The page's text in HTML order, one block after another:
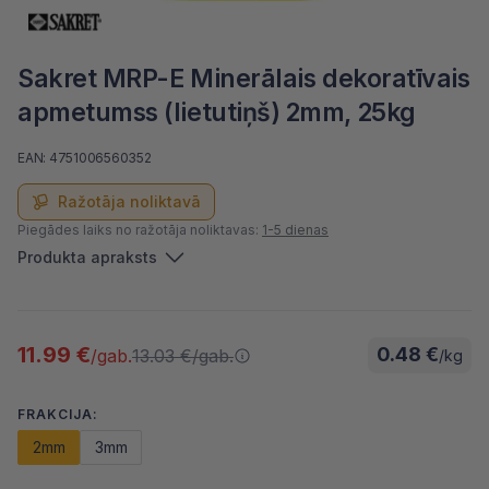
Sakret MRP-E Minerālais dekoratīvais
apmetumss (lietutiņš) 2mm, 25kg
Ražotāja noliktavā
EAN: 4751006560352
Piegādes laiks no ražotāja noliktavas: 1-5 dienas
Produkta apraksts
11.99 €/gab.13.03 €/gab. 0.48 €/kg
FRAKCIJA:
2mm 3mm